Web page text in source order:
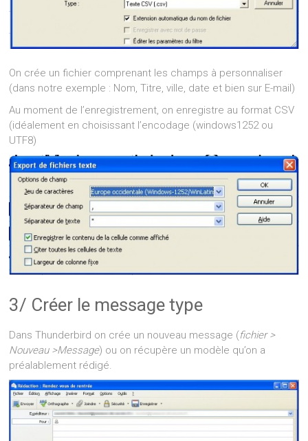
On crée un fichier comprenant les champs à personnaliser
(dans notre exemple : Nom, Titre, ville, date et bien sur E-mail)
Au moment de l’enregistrement, on enregistre au format CSV
(idéalement en choisissant l’encodage (windows1252 ou
UTF8)
3/ Créer le message type
Dans Thunderbird on crée un nouveau message (fichier >
Nouveau >Message) ou on récupère un modèle qu’on a
préalablement rédigé.